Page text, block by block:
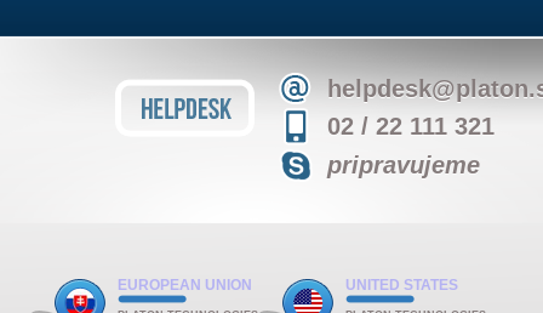
02 / 22 111 321
pripravujeme
EUROPEAN UNION UNITED STATES